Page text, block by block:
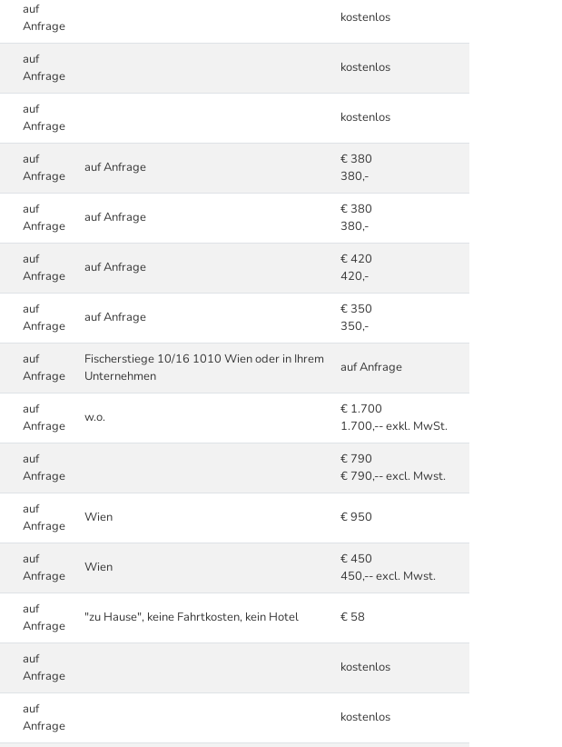
auf
Anfrage
kostenlos
auf
Anfrage
kostenlos
auf
Anfrage
kostenlos
auf
Anfrage
auf Anfrage
€ 380
380,-
auf
Anfrage
auf Anfrage
€ 380
380,-
auf
Anfrage
auf Anfrage
€ 420
420,-
auf
Anfrage
auf Anfrage
€ 350
350,-
auf
Anfrage
Fischerstiege 10/16 1010 Wien oder in Ihrem
Unternehmen
auf Anfrage
auf
Anfrage
w.o.
€ 1.700
1.700,-- exkl. MwSt.
auf
Anfrage
€ 790
€ 790,-- excl. Mwst.
auf
Anfrage
Wien € 950
auf
Anfrage
Wien
€ 450
450,-- excl. Mwst.
auf
Anfrage
"zu Hause", keine Fahrtkosten, kein Hotel € 58
auf
Anfrage
kostenlos
auf
Anfrage
kostenlos